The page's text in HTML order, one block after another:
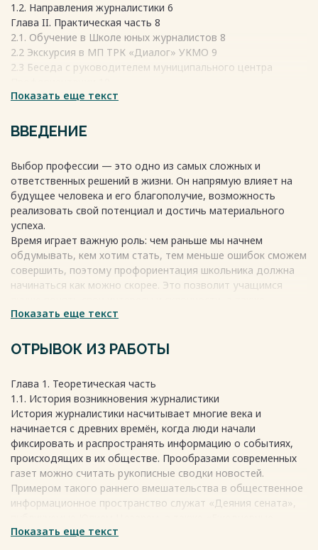
1.2. Направления журналистики 6
Глава II. Практическая часть 8
2.1. Обучение в Школе юных журналистов 8
2.2 Экскурсия в МП ТРК «Диалог» УКМО 9
2.3 Беседа с руководителем муниципального центра
2.4. Портфолио юного журналиста «Журналистика: мой
2.5. Самоанализ профессии журналиста: мои сильные и
слабые стороны 11
Список литературы
Весь текст будет доступенпосле покупки
Показать еще текст
ВВЕДЕНИЕ
Выбор профессии — это одно из самых сложных и
ответственных решений в жизни. Он напрямую влияет на
будущее человека и его благополучие, возможность
реализовать свой потенциал и достичь материального
успеха.
Время играет важную роль: чем раньше мы начнем
обдумывать, кем хотим стать, тем меньше ошибок сможем
совершить, поэтому профориентация школьника должна
начинаться как можно скорее. Это позволит учащимся
исследовать различные профессии до того, как они
Познакомившись с профессией журналиста в четвертом
приобретены навыки, которые помогли лучше понять, как
работает медийная индустрия. Тем не менее, до сих пор
отсутствует окончательное решение о выборе
журналистики в качестве будущей профессии. Процесс
работы над проектом позволит определить интересы,
сильные стороны и слабости, а также понять готовность к
вызовам, связанным с профессией журналиста. Как ученица
8 класса, и, как и каждый будущий выпускник, хочу быть
уверенна в выборе своей профессии, чтобы стать
Показать еще текст
ОТРЫВОК ИЗ РАБОТЫ
Глава 1. Теоретическая часть
1.1. История возникновения журналистики
История журналистики насчитывает многие века и
начинается с древних времён, когда люди начали
фиксировать и распространять информацию о событиях,
происходящих в их обществе. Прообразами современных
газет можно считать рукописные сводки новостей.
Примером такого раннего вмешательства в общественное
информационное пространство служат «Деяния сената»,
общественные дощечки», на которых записывались
Показать еще текст